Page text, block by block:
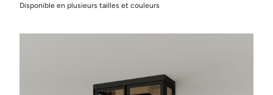
Disponible en plusieurs tailles et couleurs